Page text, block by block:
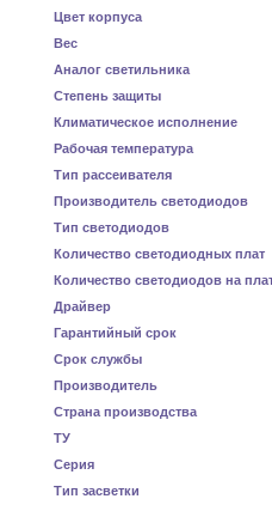
Цвет корпуса
Вес
Аналог светильника
Степень защиты
Климатическое исполнение
Рабочая температура
Тип рассеивателя
Производитель светодиодов
Тип светодиодов
Количество светодиодных плат
Количество светодиодов на
Драйвер
Гарантийный срок
Срок службы
Производитель
Страна производства
ТУ
Серия
Тип засветки